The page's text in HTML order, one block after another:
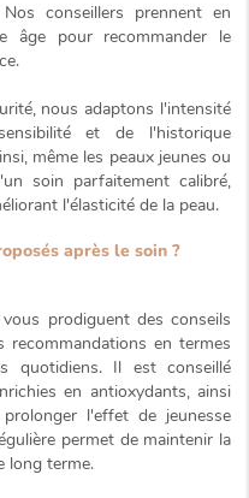
conseillers prennent en
âge pour recommander le
nous adaptons l'intensité
et de l'historique
même les peaux jeunes ou
soin parfaitement calibré,
l'élasticité de la peau.
après le soin ?
prodiguent des conseils
en termes
quotidiens. Il est conseillé
en antioxydants, ainsi
l'effet de jeunesse
permet de maintenir la
long terme.